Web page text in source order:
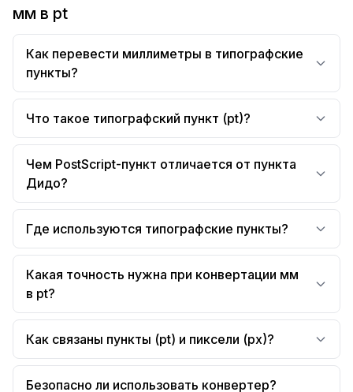
мм в pt
Как перевести миллиметры в типографские
пункты?
Что такое типографский пункт (pt)?
Чем PostScript-пункт отличается от пункта
Дидо?
Где используются типографские пункты?
Какая точность нужна при конвертации мм
в pt?
Как связаны пункты (pt) и пиксели (px)?
Безопасно ли использовать конвертер?